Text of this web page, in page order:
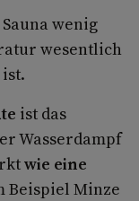
wenig
wesentlich
ist das
Wasserdampf
wie eine
Beispiel Minze